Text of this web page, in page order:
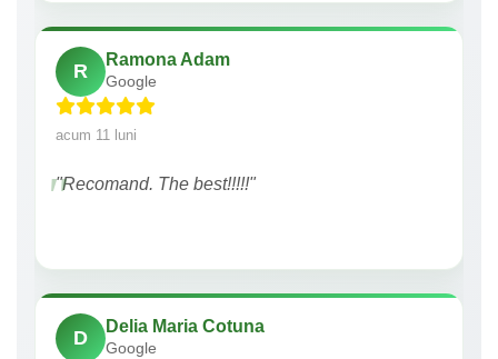
R
Ramona Adam
Google
acum 11 luni
"Recomand. The best!!!!!"
D
Delia Maria Cotuna
Google